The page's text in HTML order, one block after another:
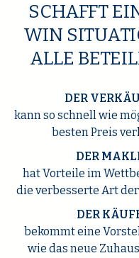
SCHAFFT
WIN
ALLE
DER
kann so schnell wie
besten Preis
DER
hat Vorteile im
die verbesserte Art
DER
bekommt eine
wie das neue